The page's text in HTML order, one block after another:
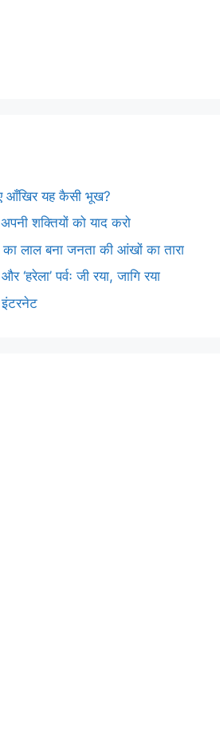
आँखिर यह कैसी भूख?
शक्तियों को याद करो
का लाल बना जनता की आंखों का तारा
पर्वः जी रया, जागि रया